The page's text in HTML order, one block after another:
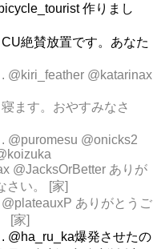
作りまし
CU絶賛放置です。あなた
. @kiri_feather @katarinax
寝ます。おやすみなさ
. @puromesu @onicks2
@JacksOrBetter ありが
さい。 [家]
@plateauxP ありがとうご
[家]
. @ha_ru_ka爆発させたの